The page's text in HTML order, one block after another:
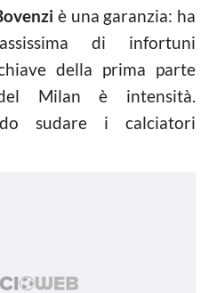
è una garanzia: ha
di infortuni
della prima parte
Milan è intensità.
sudare i calciatori